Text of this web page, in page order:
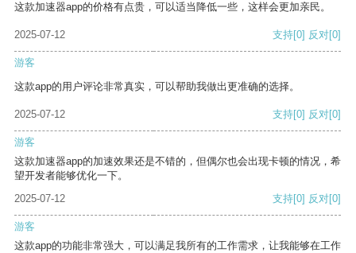
这款加速器app的价格有点贵，可以适当降低一些，这样会更加亲民。
2025-07-12 支持[0] 反对[0]
游客
这款app的用户评论非常真实，可以帮助我做出更准确的选择。
2025-07-12 支持[0] 反对[0]
游客
这款加速器app的加速效果还是不错的，但偶尔也会出现卡顿的情况，希
望开发者能够优化一下。
2025-07-12
支持[0] 反对[0]
游客
这款app的功能非常强大，可以满足我所有的工作需求，让我能够在工作